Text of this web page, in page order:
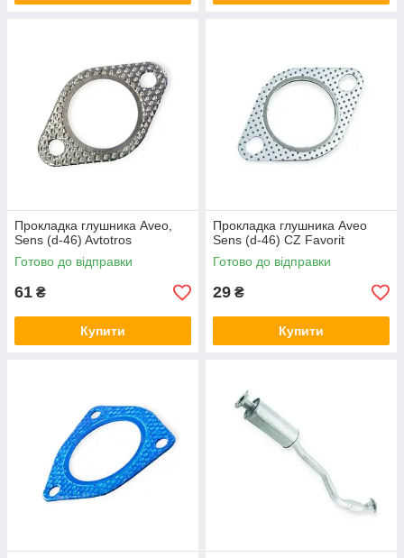
Прокладка глушника Aveo,
Sens (d-46) Avtotros
Готово до відправки
61 ₴
Купити
Прокладка глушника Aveo
Sens (d-46) CZ Favorit
Готово до відправки
29 ₴
Купити